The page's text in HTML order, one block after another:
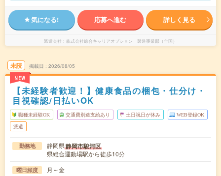
気になる! 応募へ進む 詳しく見る
派遣会社 株式会社綜合キャリアオプション 製造事業部（全国）
未読
NEW
掲載日 2026/08/05
【未経験者歓迎！】健康食品の梱包・仕分け・
目視確認/日払いOK
職種未経験OK 交通費別途支給あり 土日祝日が休み WEB登録OK
派遣
勤務地 静岡県静岡市駿河区
県総合運動場駅から徒歩10分
曜日頻度 月～金